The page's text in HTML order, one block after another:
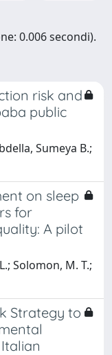
0.006 secondi).
risk and
public
Sumeya B.;
on sleep
for
A pilot
Solomon, M. T.;
Strategy to